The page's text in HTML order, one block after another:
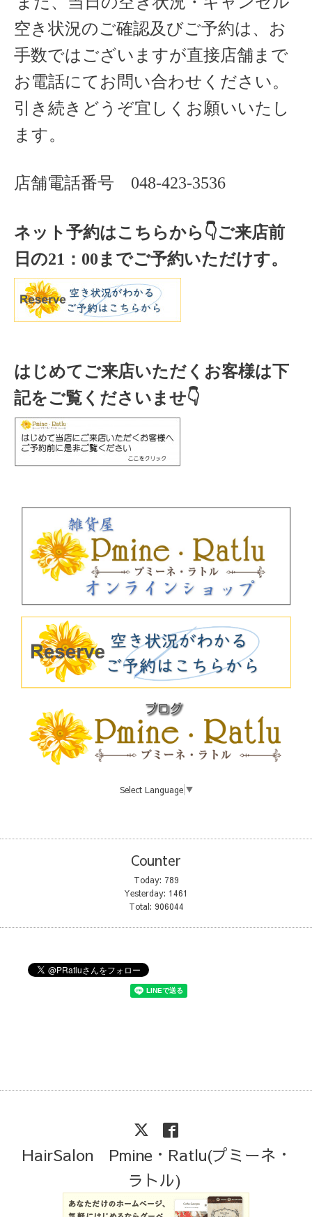
空き状況のご確認及びご予約は、お
手数ではございますが直接店舗まで
お電話にてお問い合わせください。
引き続きどうぞ宜しくお願いいたし
ます。
店舗電話番号 048-423-3536
ネット予約はこちらから👇ご来店前
日の21 ： 00までご予約いただけす。
はじめてご来店いただくお客様は下
記をご覧くださいませ👇
Select Language ▼
Counter
Today: 789
Yesterday: 1461
Total: 906044
HairSalon Pmine・Ratlu(プミーネ・
ラトル)